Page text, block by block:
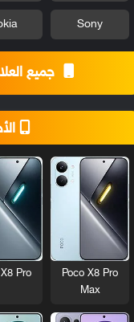
Sony
جميع
Poco X8 Pro
Max
Pro